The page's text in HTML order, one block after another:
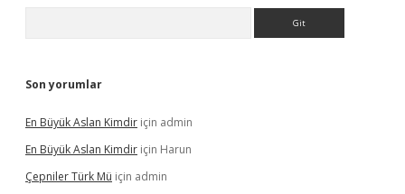
Son yorumlar
En Büyük Aslan Kimdir için admin
En Büyük Aslan Kimdir için Harun
Çepniler Türk Mü için admin